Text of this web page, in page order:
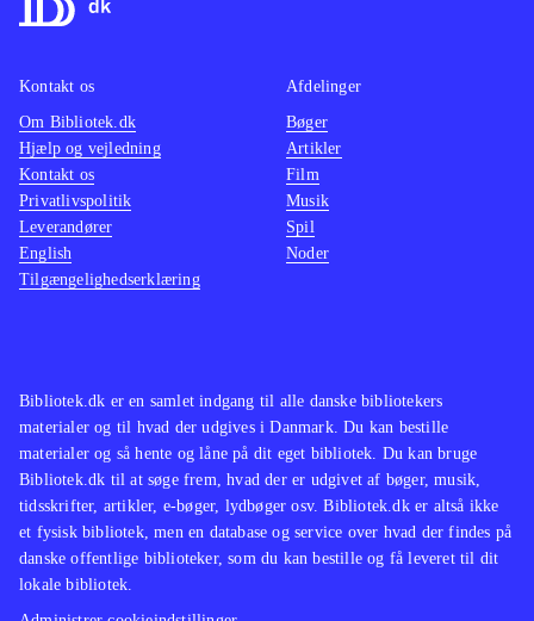
Bibliotek.dk er en samlet indgang til alle danske bibliotekers
materialer og til hvad der udgives i Danmark. Du kan bestille
materialer og så hente og låne på dit eget bibliotek. Du kan bruge
Bibliotek.dk til at søge frem, hvad der er udgivet af bøger, musik,
tidsskrifter, artikler, e-bøger, lydbøger osv. Bibliotek.dk er altså ikke
et fysisk bibliotek, men en database og service over hvad der findes på
danske offentlige biblioteker, som du kan bestille og få leveret til dit
lokale bibliotek.
Kontakt os
Om Bibliotek.dk
Hjælp og vejledning
Kontakt os
Privatlivspolitik
Leverandører
English
Tilgængelighedserklæring
Afdelinger
Bøger
Artikler
Film
Musik
Spil
Noder